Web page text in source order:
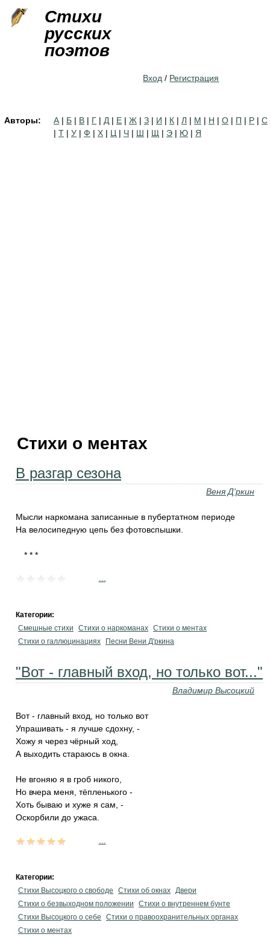
Стихи
русских
поэтов
Вход / Регистрация
Авторы: А | Б | В | Г | Д | Е | Ж | З | И | К | Л | М | Н | О | П | Р | С
| Т | У | Ф | Х | Ц | Ч | Ш | Щ | Э | Ю | Я
Стихи о ментах
В разгар сезона
Веня Д'ркин
Мысли наркомана записанные в пубертатном периоде
На велосипедную цепь без фотовспышки.
Категории:
Смешные стихи
Стихи о наркоманах Стихи о ментах
Стихи о галлюцинациях
Песни Вени Д'ркина
"Вот - главный вход, но только вот..."
Владимир Высоцкий
Вот - главный вход, но только вот
Упрашивать - я лучше сдохну, -
Хожу я через чёрный ход,
А выходить стараюсь в окна.
Не вгоняю я в гроб никого,
Но вчера меня, тёпленького -
Хоть бываю и хуже я сам, -
Оскорбили до ужаса.
Категории:
Стихи Высоцкого о свободе
Стихи об окнах Двери
Стихи о безвыходном положении
Стихи о внутреннем бунте
Стихи Высоцкого о себе
Стихи о правоохранительных органах
Стихи о ментах